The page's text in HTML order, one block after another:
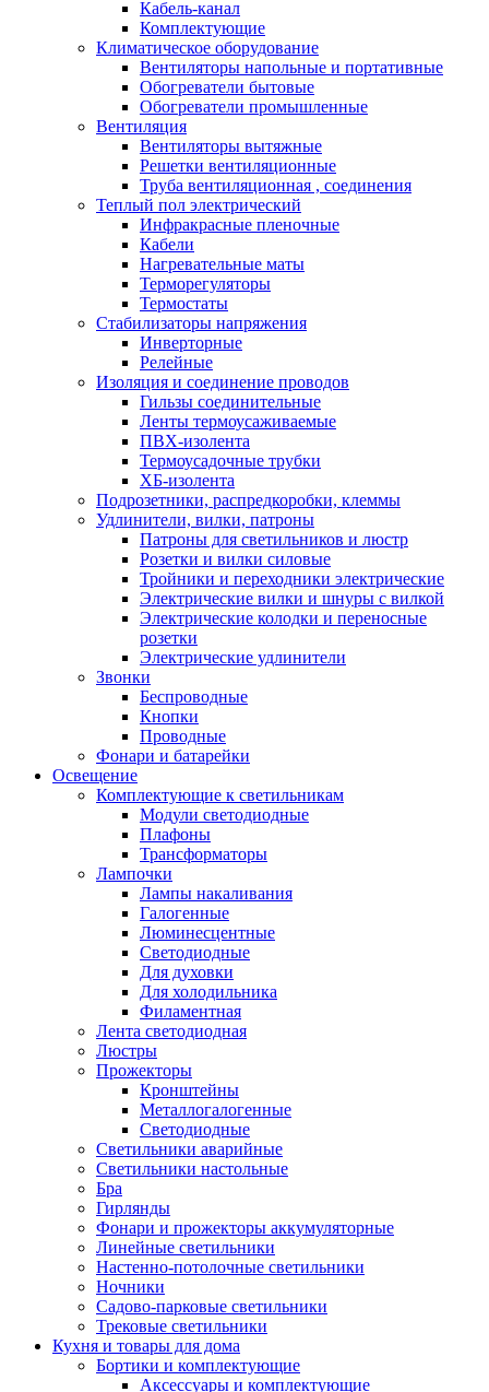
Кабель-канал
Комплектующие
Климатическое оборудование
Вентиляторы напольные и портативные
Обогреватели бытовые
Обогреватели промышленные
Вентиляция
Вентиляторы вытяжные
Решетки вентиляционные
Труба вентиляционная , соединения
Теплый пол электрический
Инфракрасные пленочные
Кабели
Нагревательные маты
Терморегуляторы
Термостаты
Стабилизаторы напряжения
Инверторные
Релейные
Изоляция и соединение проводов
Гильзы соединительные
Ленты термоусаживаемые
ПВХ-изолента
Термоусадочные трубки
ХБ-изолента
Подрозетники, распредкоробки, клеммы
Удлинители, вилки, патроны
Патроны для светильников и люстр
Розетки и вилки силовые
Тройники и переходники электрические
Электрические вилки и шнуры с вилкой
Электрические колодки и переносные
розетки
Электрические удлинители
Звонки
Беспроводные
Кнопки
Проводные
Фонари и батарейки
Освещение
Комплектующие к светильникам
Модули светодиодные
Плафоны
Трансформаторы
Лампочки
Лампы накаливания
Галогенные
Люминесцентные
Светодиодные
Для духовки
Для холодильника
Филаментная
Лента светодиодная
Люстры
Прожекторы
Кронштейны
Металлогалогенные
Светодиодные
Светильники аварийные
Светильники настольные
Бра
Гирлянды
Фонари и прожекторы аккумуляторные
Линейные светильники
Настенно-потолочные светильники
Ночники
Садово-парковые светильники
Трековые светильники
Кухня и товары для дома
Бортики и комплектующие
Аксессуары и комплектующие